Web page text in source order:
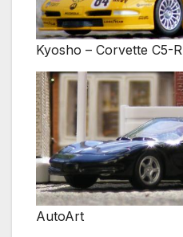
Kyosho – Corvette C5-R
AutoArt